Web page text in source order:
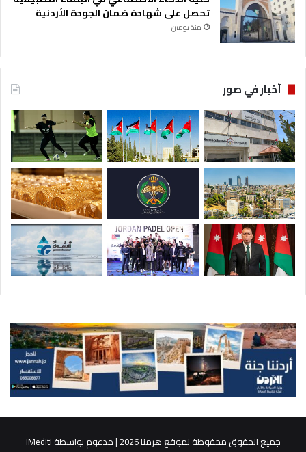
تحصل على شهادة ضمان الجودة الأردنية
منذ يومين
أخبار في صور
جميع الحقوق محفوظة لموقع هرمنا 2026 | مدعوم بواسطة iMediti